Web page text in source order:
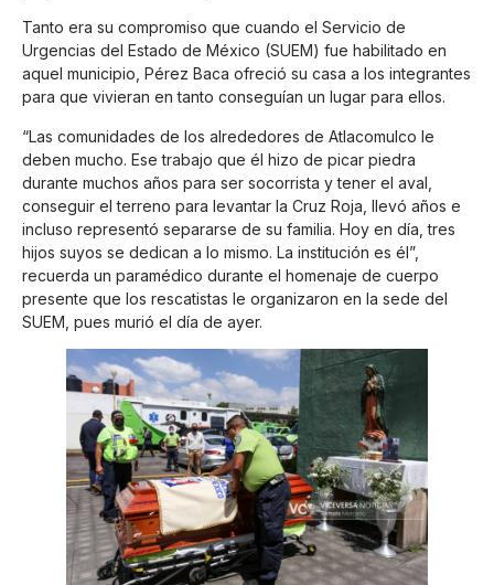
Tanto era su compromiso que cuando el Servicio de
Urgencias del Estado de México (SUEM) fue habilitado en
aquel municipio, Pérez Baca ofreció su casa a los integrantes
para que vivieran en tanto conseguían un lugar para ellos.
“Las comunidades de los alrededores de Atlacomulco le
deben mucho. Ese trabajo que él hizo de picar piedra
durante muchos años para ser socorrista y tener el aval,
conseguir el terreno para levantar la Cruz Roja, llevó años e
incluso representó separarse de su familia. Hoy en día, tres
hijos suyos se dedican a lo mismo. La institución es él”,
recuerda un paramédico durante el homenaje de cuerpo
presente que los rescatistas le organizaron en la sede del
SUEM, pues murió el día de ayer.